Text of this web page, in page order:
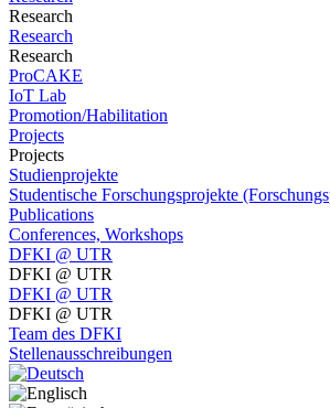
Research
Research
Research
ProCAKE
IoT Lab
Promotion/Habilitation
Projects
Projects
Studienprojekte
Studentische Forschungsprojekte
Publications
Conferences, Workshops
DFKI @ UTR
DFKI @ UTR
DFKI @ UTR
DFKI @ UTR
Team des DFKI
Stellenausschreibungen